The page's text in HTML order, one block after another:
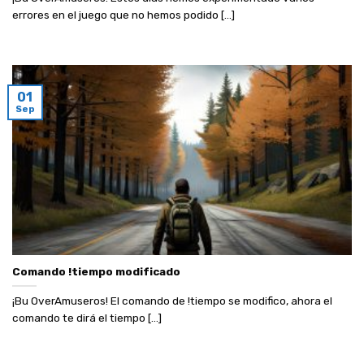
errores en el juego que no hemos podido [...]
Comando !tiempo modificado
¡Bu OverAmuseros! El comando de !tiempo se modifico, ahora el
comando te dirá el tiempo [...]
01
Sep